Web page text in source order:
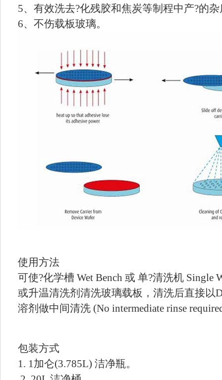
5、有效洗去?化残胶和焦炭等制程中产?的
6、不伤载板玻璃。
使用方法
可使?化学槽 Wet Bench 或 单?清洗机 Single
或升温清洗剂清洗玻璃载板，清洗后直接以
溶剂做中间清洗 (No intermediate rinse
包装方式
1. 1加仑(3.785L) 洁净瓶。